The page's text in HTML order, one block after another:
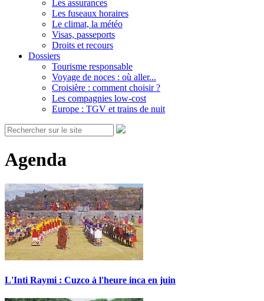
Les assurances
Les fuseaux horaires
Le climat, la météo
Visas, passeports
Droits et recours
Dossiers
Tourisme responsable
Voyage de noces : où aller...
Croisière : comment choisir ?
Les compagnies low-cost
Europe : TGV et trains de nuit
Agenda
L'Inti Raymi : Cuzco à l'heure inca en juin